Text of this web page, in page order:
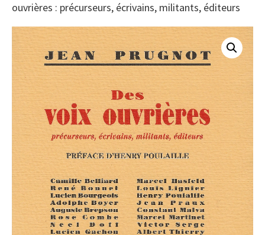
ouvrières : précurseurs, écrivains, militants, éditeurs